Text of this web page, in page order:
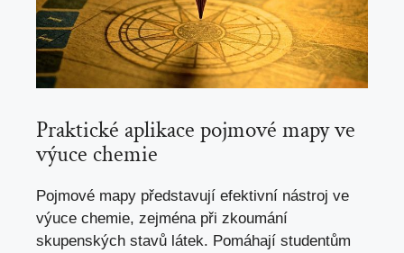
Praktické aplikace pojmové mapy ve
výuce chemie
Pojmové mapy představují efektivní nástroj ve
výuce chemie, zejména při zkoumání
skupenských stavů látek. Pomáhají studentům